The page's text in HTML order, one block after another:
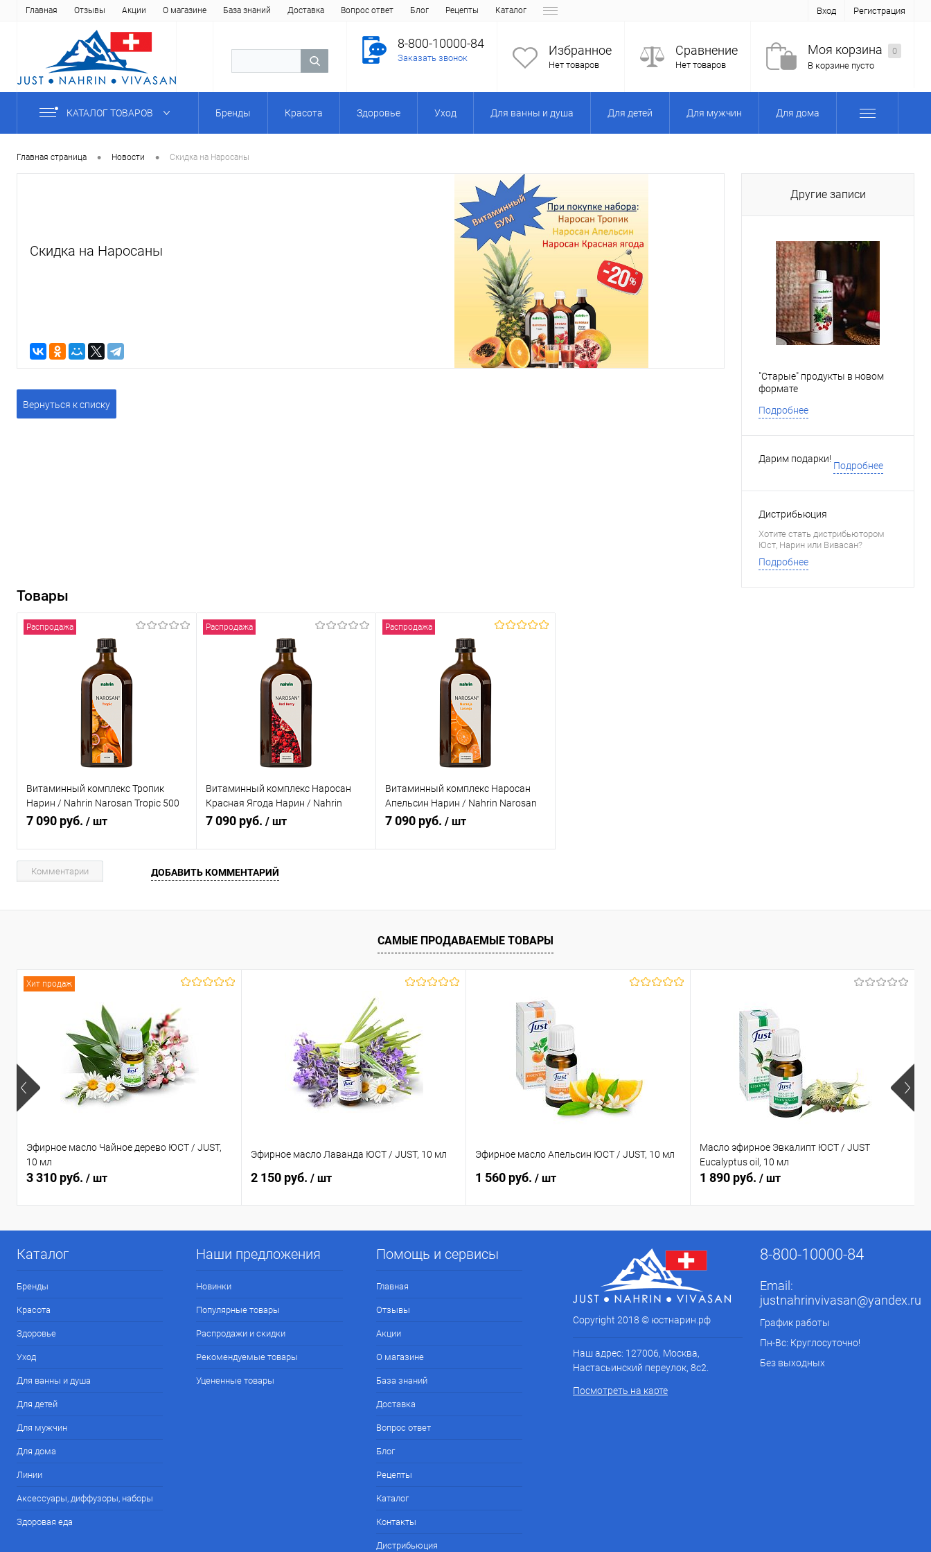
Главная Отзывы Акции О магазине База знаний Доставка Вопрос ответ Блог Рецепты Каталог Вход Регистрация
8-800-10000-84
Заказать звонок Избранное
Нет товаров
Сравнение
Нет товаров
Моя корзина
0
В корзине пусто
КАТАЛОГ ТОВАРОВ Бренды Красота Здоровье Уход Для ванны и душа Для детей Для мужчин Для дома
Главная страница • Новости • Скидка на Наросаны
Скидка на Наросаны
Вернуться к списку
Другие записи
"Старые" продукты в новом
формате
Подробнее
Дарим подарки!
Подробнее
Дистрибьюция
Хотите стать дистрибьютором
Юст, Нарин или Вивасан?
Подробнее
Товары
Распродажа
Витаминный комплекс Тропик
Нарин / Nahrin Narosan Tropic 500
мл
7 090 руб. / шт
Купить в 1 клик Сравнение
Распродажа
Витаминный комплекс Наросан
Красная Ягода Нарин / Nahrin
Narosan Red Berry, 500 мл
7 090 руб. / шт
В корзину
Купить в 1 клик Сравнение
Распродажа
Витаминный комплекс Наросан
Апельсин Нарин / Nahrin Narosan
Orange, 500 мл
7 090 руб. / шт
Купить в 1 клик Сравнение
В избранное В наличии
Комментарии ДОБАВИТЬ КОММЕНТАРИЙ
САМЫЕ ПРОДАВАЕМЫЕ ТОВАРЫ
Хит продаж
Эфирное масло Чайное дерево ЮСТ / JUST,
10 мл
3 310 руб. / шт
Эфирное масло Лаванда ЮСТ / JUST, 10 мл
2 150 руб. / шт
Эфирное масло Апельсин ЮСТ / JUST, 10 мл
1 560 руб. / шт
Масло эфирное Эвкалипт ЮСТ / JUST
Eucalyptus oil, 10 мл
1 890 руб. / шт
Каталог
Бренды
Красота
Здоровье
Уход
Для ванны и душа
Для детей
Для мужчин
Для дома
Линии
Аксессуары, диффузоры, наборы
Здоровая еда
Наши предложения
Новинки
Популярные товары
Распродажи и скидки
Рекомендуемые товары
Уцененные товары
Помощь и сервисы
Главная
Отзывы
Акции
О магазине
База знаний
Доставка
Вопрос ответ
Блог
Рецепты
Каталог
Контакты
Дистрибьюция
Copyright 2018 © юстнарин.рф
Наш адрес: 127006, Москва,
Настасьинский переулок, 8с2.
Посмотреть на карте
8-800-10000-84
Email:
justnahrinvivasan@yandex.ru
График работы
Пн-Вс: Круглосуточно!
Без выходных